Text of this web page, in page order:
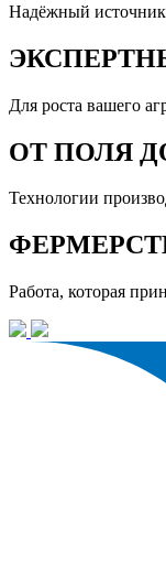
Надёжный
Для роста вашего
ОТ ПОЛЯ
Технологии
Работа, которая